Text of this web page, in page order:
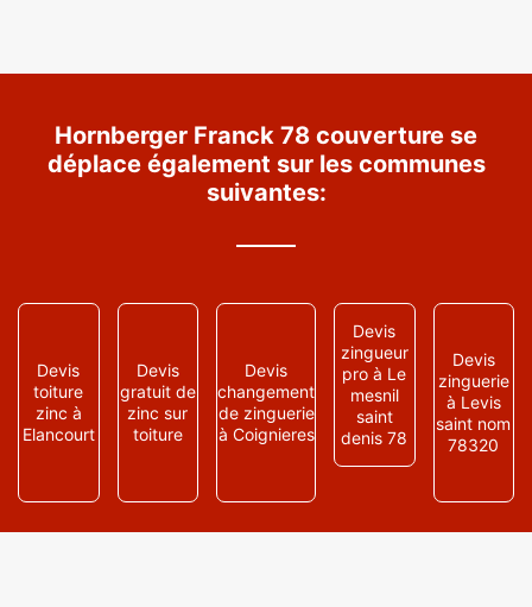
Hornberger Franck 78 couverture se
déplace également sur les communes
suivantes:
Devis
toiture
zinc à
Elancourt
Devis
gratuit de
zinc sur
toiture
Devis
changement
de zinguerie
à Coignieres
Devis
zingueur
pro à Le
mesnil
saint
denis 78
Devis
zinguerie
à Levis
saint nom
78320